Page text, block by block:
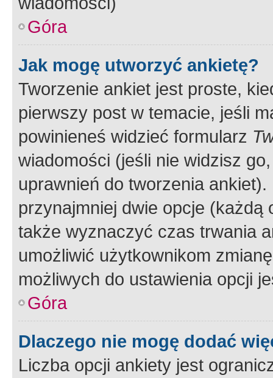
Góra
Jak mogę utworzyć ankietę?
Tworzenie ankiet jest proste,
pierwszy post w temacie, jeśli
powinieneś widzieć formularz
wiadomości (jeśli nie widzisz
uprawnień do tworzenia
przynajmniej dwie opcje
także wyznaczyć czas trwania
umożliwić użytkownikom
możliwych do ustawienia opcji
Góra
Dlaczego nie mogę dodać
Liczba opcji ankiety jest